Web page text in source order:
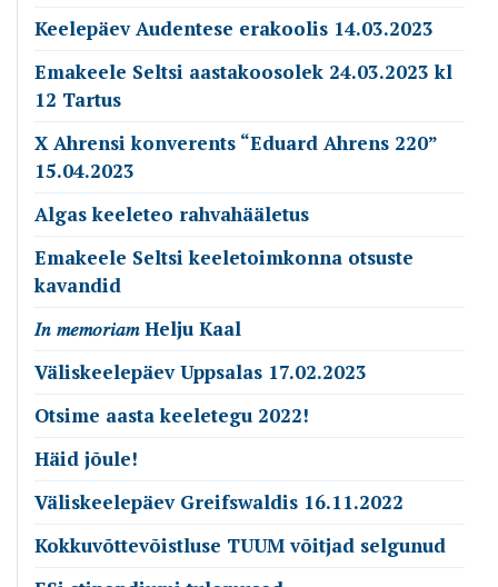
Keelepäev Audentese erakoolis 14.03.2023
Emakeele Seltsi aastakoosolek 24.03.2023 kl
12 Tartus
X Ahrensi konverents “Eduard Ahrens 220”
15.04.2023
Algas keeleteo rahvahääletus
Emakeele Seltsi keeletoimkonna otsuste
kavandid
𝐼𝑛 𝑚𝑒𝑚𝑜𝑟𝑖𝑎𝑚 Helju Kaal
Väliskeelepäev Uppsalas 17.02.2023
Otsime aasta keeletegu 2022!
Häid jõule!
Väliskeelepäev Greifswaldis 16.11.2022
Kokkuvõttevõistluse TUUM võitjad selgunud